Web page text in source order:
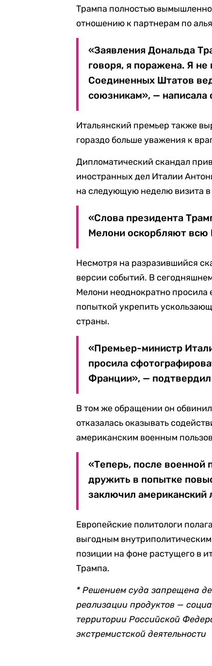
Трампа полностью
отношению к партнерам по
«Заявления Дональда
говоря, я поражена. Я
Соединенных Штатов
союзникам», — написала
Итальянский премьер также
гораздо больше уважения к
Дипломатический скандал
иностранных дел Италии
на следующую неделю визита
«Слова президента
Мелони оскорбляют всю
Несмотря на разразившийся
версии событий. В
Мелони неоднократно просила
попыткой укрепить
страны.
«Премьер-министр
просила
Франции», —
В том же обращении он
отказалась оказывать
американским военным
«Теперь, после
дружить в попытке
заключил американский
Европейские политологи
выгодным
позиции на фоне растущего в
Трампа.
* Решением суда запрещена
реализации продуктов —
территории Российской
экстремистской деятельности